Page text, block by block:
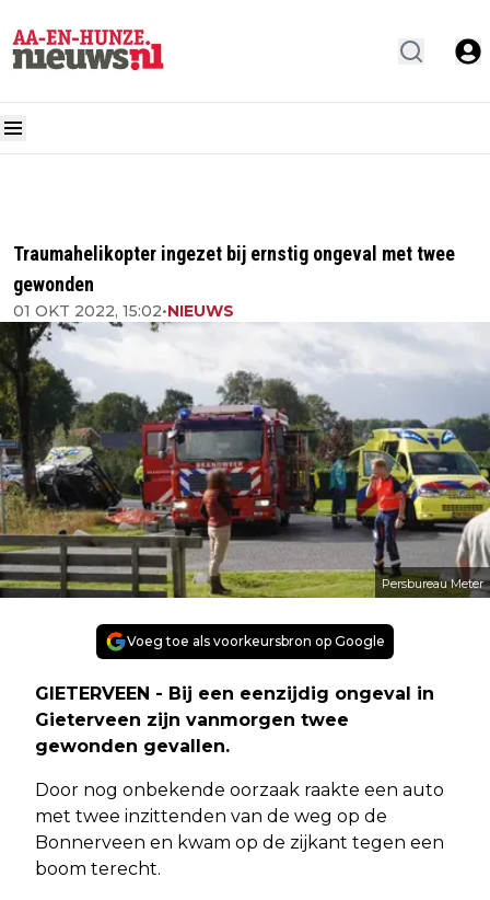
Traumahelikopter ingezet bij ernstig ongeval met twee
gewonden
01 OKT 2022, 15:02•NIEUWS
Persbureau Meter
Voeg toe als voorkeursbron op Google
GIETERVEEN - Bij een eenzijdig ongeval in
Gieterveen zijn vanmorgen twee
gewonden gevallen.
Door nog onbekende oorzaak raakte een auto
met twee inzittenden van de weg op de
Bonnerveen en kwam op de zijkant tegen een
boom terecht.